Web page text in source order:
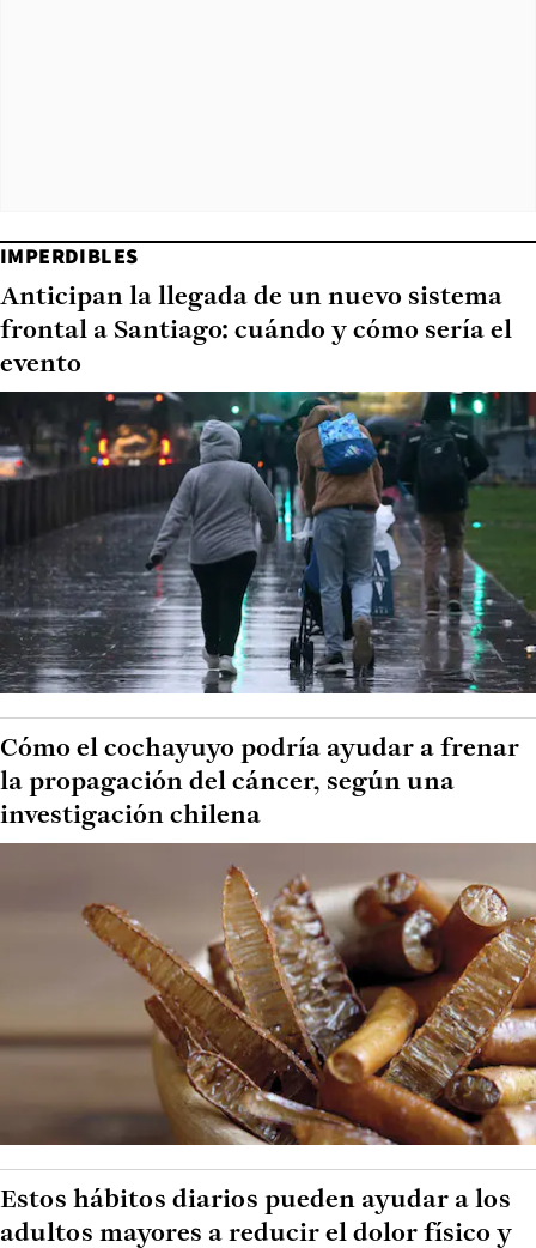
IMPERDIBLES
Anticipan la llegada de un nuevo sistema
frontal a Santiago: cuándo y cómo sería el
evento
Cómo el cochayuyo podría ayudar a frenar
la propagación del cáncer, según una
investigación chilena
Estos hábitos diarios pueden ayudar a los
adultos mayores a reducir el dolor físico y